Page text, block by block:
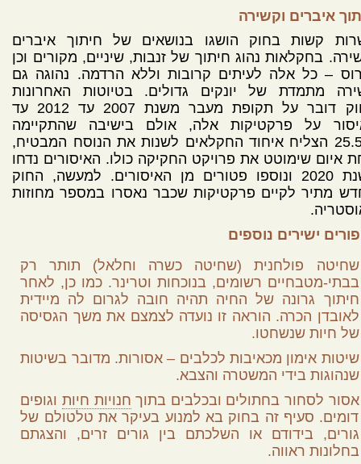
איברים וקשירה
קשות בחוק הושגו בנושאים של חיתוך איברים
בחקלאות נהוג חיתוך של זנבות, שיניים, מקורים וכן
– כל אלה לעיתים קרובות וללא הרדמה. נהוגה גם
מתמדת של יונקים גדולים. בטיוטות האחרונות
לחוק דובר על תקופת מעבר משנת 2007 עד 2012 עד
על פרקטיקות אלה, אולם בישיבה שהתקיימה
ב-25.5 הצליח איחוד החקלאים לשנות את הנוסח המבטיח,
איום שימוטט את פרויקט החקיקה כולו. האיסורים נדחו
לשנת 2020 ונוספו פטורים מן האיסורים. למעשה, החוק
מתיר לקיים פרקטיקות שכבר נאסרו במספר מחוזות
ישירים נוספים
שחיטה פולחנית (שחיטה כשרה וחלאל) תותר רק
בבתי-מטבחיים רשומים, בנוכחות וטרינר. כמו כן, לאחר
חיתוך גרונה של החיה תהיה חובה לגרום לה מיידית
לאובדן הכרה. הוראה זו נועדה לצמצם את משך הגסיסה
של חיות שנשחטו.
שיטות אימון מכאיבות לכלבים – אסורות. מדובר בשיטות
שנהוגות בידי המשטרה והצבא.
אסור לסחור בחתולים ובכלבים בתוך חנויות חיות וגופים
דומים. סעיף זה בחוק בא למנוע בעיקר את טלטולם של
גורים, בידודם או השלכתם בין גורים זרים, והצגתם
בחלונות ראווה.